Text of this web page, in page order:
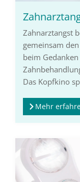
Zahnarztangst
gemeinsam
beim
Das Kopfkino
Mehr